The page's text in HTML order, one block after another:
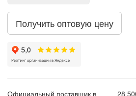
Получить оптовую цену
Официальный поставщик в
28